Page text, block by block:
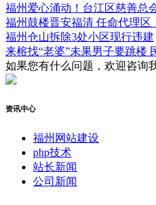
福州爱心涌动！台江区慈善总
福州鼓楼晋安福清 任命代理区
福州仓山拆除3处小区现行违建
来榕找“老婆”未果男子要跳楼
如果您有什么问题，欢迎咨询
资讯中心
福州网站建设
php技术
站长新闻
公司新闻